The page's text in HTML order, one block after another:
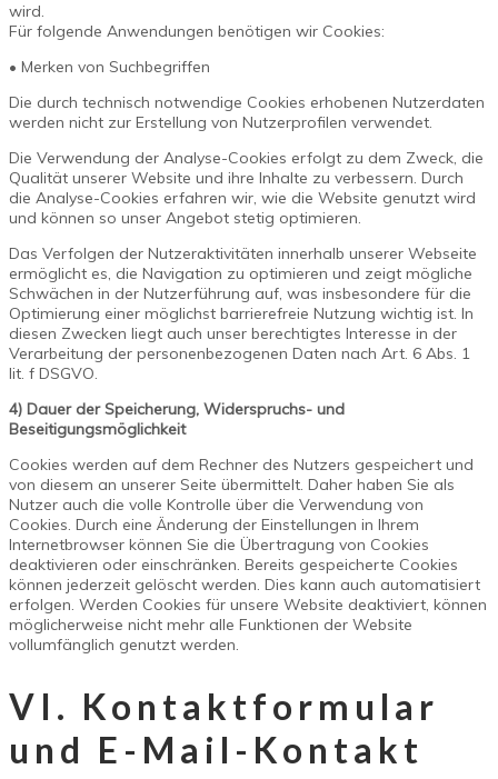
wird.
Für folgende Anwendungen benötigen wir Cookies:
• Merken von Suchbegriffen
Die durch technisch notwendige Cookies erhobenen Nutzerdaten
werden nicht zur Erstellung von Nutzerprofilen verwendet.
Die Verwendung der Analyse-Cookies erfolgt zu dem Zweck, die
Qualität unserer Website und ihre Inhalte zu verbessern. Durch
die Analyse-Cookies erfahren wir, wie die Website genutzt wird
und können so unser Angebot stetig optimieren.
Das Verfolgen der Nutzeraktivitäten innerhalb unserer Webseite
ermöglicht es, die Navigation zu optimieren und zeigt mögliche
Schwächen in der Nutzerführung auf, was insbesondere für die
Optimierung einer möglichst barrierefreie Nutzung wichtig ist. In
diesen Zwecken liegt auch unser berechtigtes Interesse in der
Verarbeitung der personenbezogenen Daten nach Art. 6 Abs. 1
lit. f DSGVO.
4) Dauer der Speicherung, Widerspruchs- und
Beseitigungsmöglichkeit
Cookies werden auf dem Rechner des Nutzers gespeichert und
von diesem an unserer Seite übermittelt. Daher haben Sie als
Nutzer auch die volle Kontrolle über die Verwendung von
Cookies. Durch eine Änderung der Einstellungen in Ihrem
Internetbrowser können Sie die Übertragung von Cookies
deaktivieren oder einschränken. Bereits gespeicherte Cookies
können jederzeit gelöscht werden. Dies kann auch automatisiert
erfolgen. Werden Cookies für unsere Website deaktiviert, können
möglicherweise nicht mehr alle Funktionen der Website
vollumfänglich genutzt werden.
VI. Kontaktformular
und E-Mail-Kontakt